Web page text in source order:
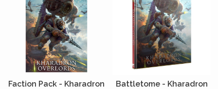
Faction Pack - Kharadron
Battletome - Kharadron